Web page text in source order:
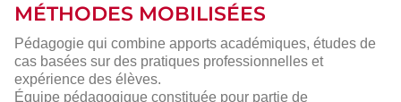
MÉTHODES MOBILISÉES
Pédagogie qui combine apports académiques, études de
cas basées sur des pratiques professionnelles et
expérience des élèves.
Équipe pédagogique constituée pour partie de